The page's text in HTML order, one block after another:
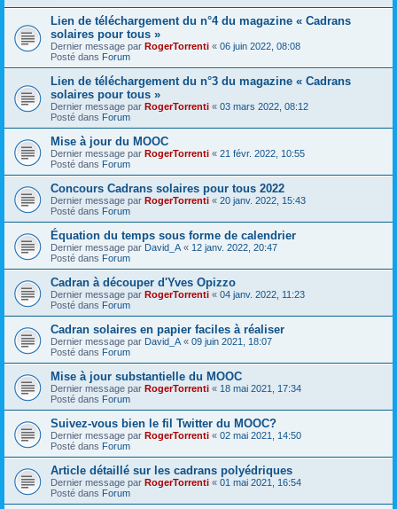
Lien de téléchargement du n°4 du magazine « Cadrans
solaires pour tous »
Dernier message par RogerTorrenti « 06 juin 2022, 08:08
Posté dans Forum
Lien de téléchargement du n°3 du magazine « Cadrans
solaires pour tous »
Dernier message par RogerTorrenti « 03 mars 2022, 08:12
Posté dans Forum
Mise à jour du MOOC
Dernier message par RogerTorrenti « 21 févr. 2022, 10:55
Posté dans Forum
Concours Cadrans solaires pour tous 2022
Dernier message par RogerTorrenti « 20 janv. 2022, 15:43
Posté dans Forum
Équation du temps sous forme de calendrier
Dernier message par David_A « 12 janv. 2022, 20:47
Posté dans Forum
Cadran à découper d'Yves Opizzo
Dernier message par RogerTorrenti « 04 janv. 2022, 11:23
Posté dans Forum
Cadran solaires en papier faciles à réaliser
Dernier message par David_A « 09 juin 2021, 18:07
Posté dans Forum
Mise à jour substantielle du MOOC
Dernier message par RogerTorrenti « 18 mai 2021, 17:34
Posté dans Forum
Suivez-vous bien le fil Twitter du MOOC?
Dernier message par RogerTorrenti « 02 mai 2021, 14:50
Posté dans Forum
Article détaillé sur les cadrans polyédriques
Dernier message par RogerTorrenti « 01 mai 2021, 16:54
Posté dans Forum